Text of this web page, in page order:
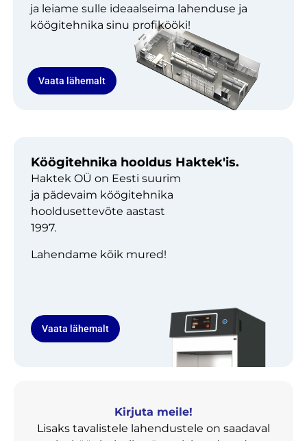
ja leiame sulle ideaalseima lahenduse ja
köögitehnika sinu profikööki!
Vaata lähemalt
Köögitehnika hooldus Haktek'is.
Haktek OÜ on Eesti suurim
ja pädevaim köögitehnika
hooldusettevõte aastast
1997.
Lahendame kõik mured!
Vaata lähemalt
Kirjuta meile!
Lisaks tavalistele lahendustele on saadaval